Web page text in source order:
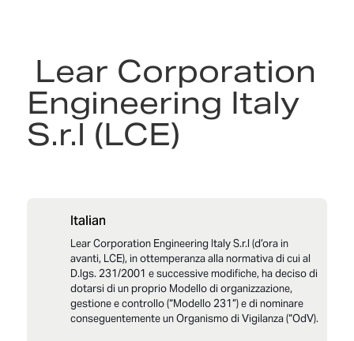
Lear Corporation
Engineering Italy
S.r.l (LCE)
Italian
Lear Corporation Engineering Italy S.r.l (d’ora in
avanti, LCE), in ottemperanza alla normativa di cui al
D.lgs. 231/2001 e successive modifiche, ha deciso di
dotarsi di un proprio Modello di organizzazione,
gestione e controllo (“Modello 231”) e di nominare
conseguentemente un Organismo di Vigilanza (“OdV).